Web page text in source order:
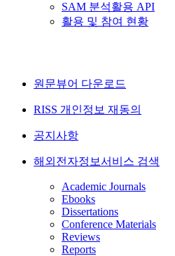
SAM 분석활용 API
활용 및 참여 현황
원문뷰어 다운로드
RISS 개인정보 재동의
공지사항
해외전자정보서비스 검색
Academic Journals
Ebooks
Dissertations
Conference Materials
Reviews
Reports